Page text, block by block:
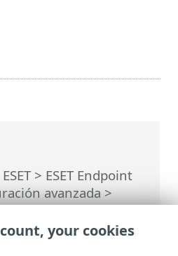
> ESET Endpoint
avanzada>
de acceso a la
del modo
your cookies